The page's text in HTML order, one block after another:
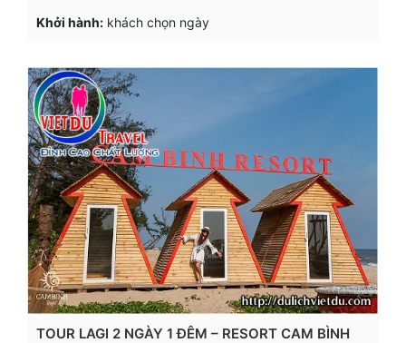
Khởi hành: khách chọn ngày
TOUR LAGI 2 NGÀY 1 ĐÊM – RESORT CAM BÌNH